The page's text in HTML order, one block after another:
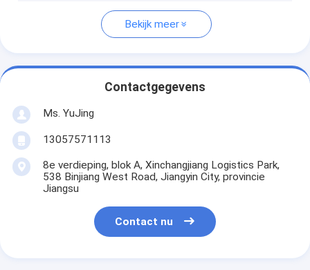
Bekijk meer
Contactgegevens
Ms. YuJing
13057571113
8e verdieping, blok A, Xinchangjiang Logistics Park,
538 Binjiang West Road, Jiangyin City, provincie
Jiangsu
Contact nu